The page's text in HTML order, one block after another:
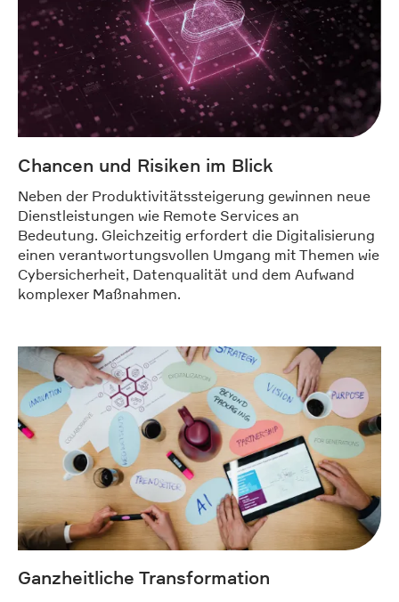
Chancen und Risiken im Blick
Neben der Produktivitätssteigerung gewinnen neue
Dienstleistungen wie Remote Services an
Bedeutung. Gleichzeitig erfordert die Digitalisierung
einen verantwortungsvollen Umgang mit Themen wie
Cybersicherheit, Datenqualität und dem Aufwand
komplexer Maßnahmen.
Ganzheitliche Transformation